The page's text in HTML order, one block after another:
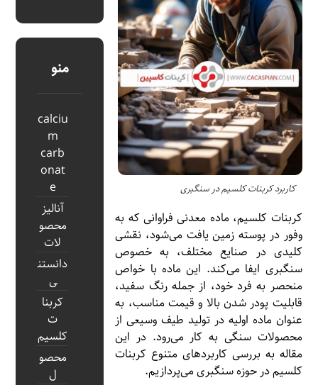
کاربرد کربنات کلسیم در سنگبری
کربنات کلسیم، ماده معدنی فراوانی که به
وفور در پوسته زمین یافت می‌شود، نقشی
کلیدی در صنایع مختلف، به خصوص
سنگبری ایفا می‌کند. این ماده با خواص
منحصر به فرد خود، از جمله رنگ سفید،
قابلیت پودر شدن بالا و قیمت مناسب، به
عنوان ماده اولیه در تولید طیف وسیعی از
محصولات سنگی به کار می‌رود. در این
مقاله به بررسی کاربردهای متنوع کربنات
کلسیم در حوزه سنگبری می‌پردازیم.
منو
calciu
m
carb
onat
e
آنالیز
محصو
لات
دانستن
ی
کربنا
ت
کلسیم
محصو
ل